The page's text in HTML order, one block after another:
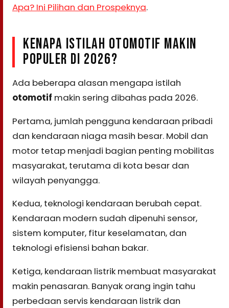
Apa? Ini Pilihan dan Prospeknya.
KENAPA ISTILAH OTOMOTIF MAKIN
POPULER DI 2026?
Ada beberapa alasan mengapa istilah
otomotif makin sering dibahas pada 2026.
Pertama, jumlah pengguna kendaraan pribadi
dan kendaraan niaga masih besar. Mobil dan
motor tetap menjadi bagian penting mobilitas
masyarakat, terutama di kota besar dan
wilayah penyangga.
Kedua, teknologi kendaraan berubah cepat.
Kendaraan modern sudah dipenuhi sensor,
sistem komputer, fitur keselamatan, dan
teknologi efisiensi bahan bakar.
Ketiga, kendaraan listrik membuat masyarakat
makin penasaran. Banyak orang ingin tahu
perbedaan servis kendaraan listrik dan